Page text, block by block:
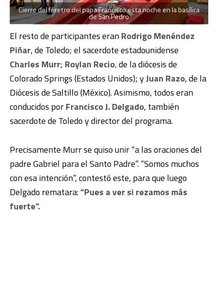
Cierre del féretro del papa Francisco esta noche en la basílica
de San Pedro
El resto de participantes eranRodrigo Menéndez
Piñar, de Toledo; el sacerdote estadounidense
Charles Murr; Roylan Recio, de la diócesis de
Colorado Springs (Estados Unidos); yJuan Razo, de la
Diócesis de Saltillo (México). Asimismo, todos eran
conducidos porFrancisco J. Delgado, también
sacerdote de Toledo y director del programa.
Precisamente Murr se quiso unir “a las oraciones del
padre Gabriel para el Santo Padre”. “Somos muchos
con esa intención”, contestó este, para que luego
Delgado rematara:“Pues a ver si rezamos más
fuerte”.